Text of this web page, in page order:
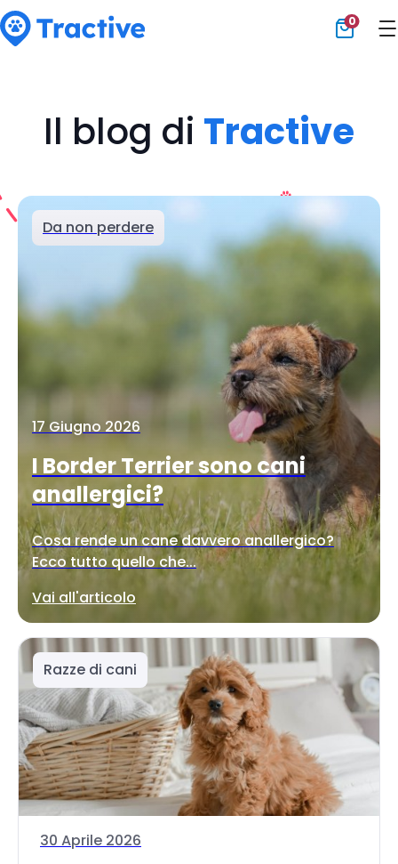
0
Il blog di Tractive
Da non perdere
17 Giugno 2026
I Border Terrier sono cani
anallergici?
Cosa rende un cane davvero anallergico?
Ecco tutto quello che...
Vai all'articolo
Razze di cani
30 Aprile 2026